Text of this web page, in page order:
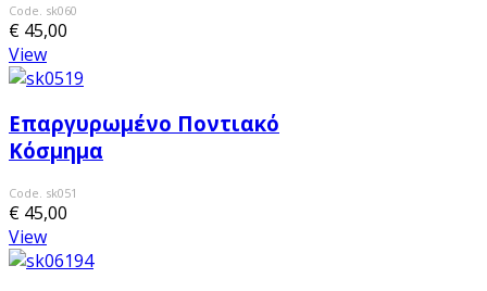
Code. sk060
€ 45,00
View
Επαργυρωμένο Ποντιακό
Κόσμημα
Code. sk051
€ 45,00
View